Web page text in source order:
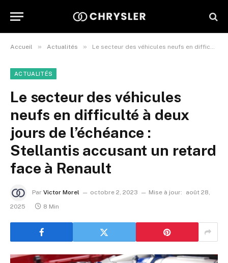
Accueil » Actualités » Le secteur des véhicules neufs en difficulté à deux jours de l’échéance : Stellantis accusant un retard face à Renault
ACTUALITÉS
Le secteur des véhicules
neufs en difficulté à deux
jours de l’échéance :
Stellantis accusant un retard
face à Renault
Par Victor Morel octobre 2, 2023 Mise à jour:
août 28,
2025
8 Min